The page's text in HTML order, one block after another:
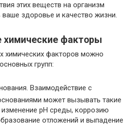
этих веществ на организм
здоровье и качество жизни.
химические факторы
химических факторов можно
групп:
Взаимодействие с
может вызывать такие
pH среды, коррозию
отложений и выпадение